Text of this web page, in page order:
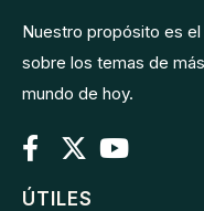
Nuestro propósito es
sobre los temas de
mundo de hoy.
ÚTILES